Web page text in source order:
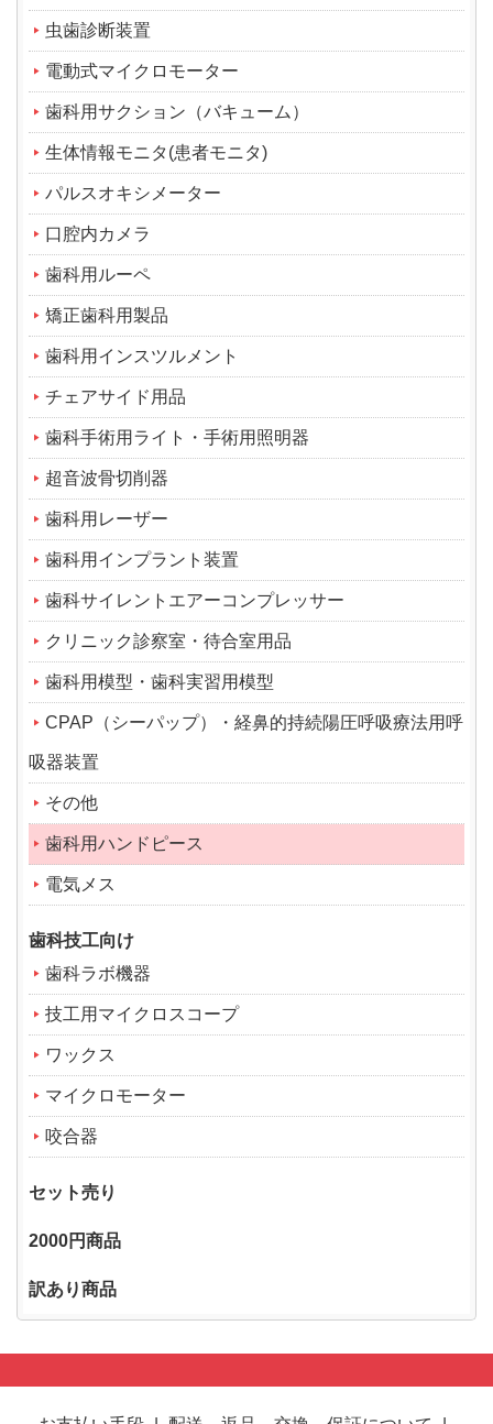
虫歯診断装置
電動式マイクロモーター
歯科用サクション（バキューム）
生体情報モニタ(患者モニタ)
パルスオキシメーター
口腔内カメラ
歯科用ルーペ
矯正歯科用製品
歯科用インスツルメント
チェアサイド用品
歯科手術用ライト・手術用照明器
超音波骨切削器
歯科用レーザー
歯科用インプラント装置
歯科サイレントエアーコンプレッサー
クリニック診察室・待合室用品
歯科用模型・歯科実習用模型
CPAP（シーパップ）・経鼻的持続陽圧呼吸療法用呼
吸器装置
その他
歯科用ハンドピース
電気メス
歯科技工向け
歯科ラボ機器
技工用マイクロスコープ
ワックス
マイクロモーター
咬合器
セット売り
2000円商品
訳あり商品